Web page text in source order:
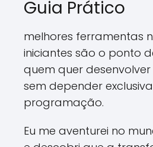
Guia Prático
melhores ferramentas
iniciantes são o ponto
quem quer
sem depender
programação.
Eu me aventurei no